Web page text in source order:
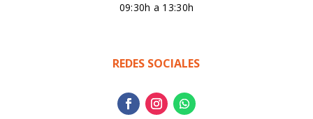
09:30h a 13:30h
REDES SOCIALES